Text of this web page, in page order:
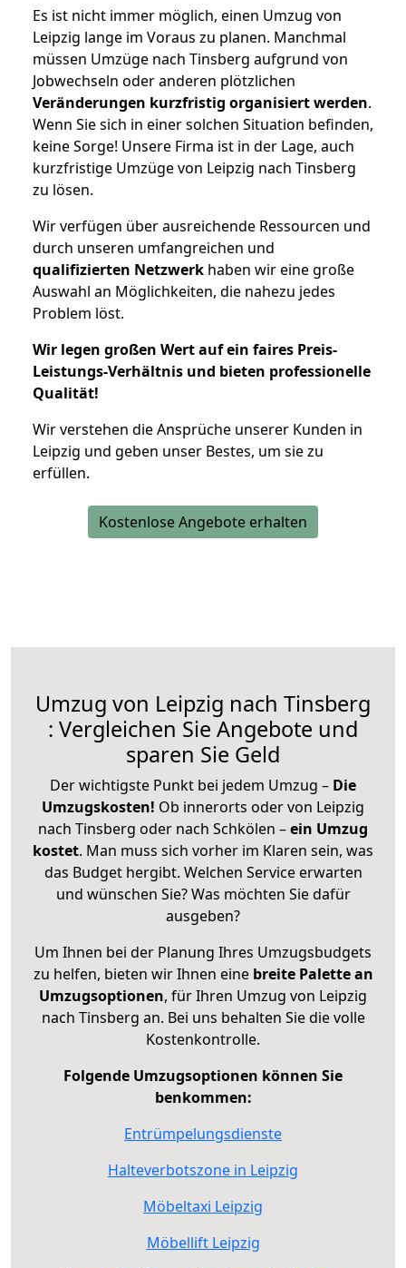
Es ist nicht immer möglich, einen Umzug von
Leipzig lange im Voraus zu planen. Manchmal
müssen Umzüge nach Tinsberg aufgrund von
Jobwechseln oder anderen plötzlichen
Veränderungen kurzfristig organisiert werden.
Wenn Sie sich in einer solchen Situation befinden,
keine Sorge! Unsere Firma ist in der Lage, auch
kurzfristige Umzüge von Leipzig nach Tinsberg
zu lösen.
Wir verfügen über ausreichende Ressourcen und
durch unseren umfangreichen und
qualifizierten Netzwerk haben wir eine große
Auswahl an Möglichkeiten, die nahezu jedes
Problem löst.
Wir legen großen Wert auf ein faires Preis-
Leistungs-Verhältnis und bieten professionelle
Qualität!
Wir verstehen die Ansprüche unserer Kunden in
Leipzig und geben unser Bestes, um sie zu
erfüllen.
Kostenlose Angebote erhalten
Umzug von Leipzig nach Tinsberg
: Vergleichen Sie Angebote und
sparen Sie Geld
Der wichtigste Punkt bei jedem Umzug – Die
Umzugskosten! Ob innerorts oder von Leipzig
nach Tinsberg oder nach Schkölen –ein Umzug
kostet. Man muss sich vorher im Klaren sein, was
das Budget hergibt. Welchen Service erwarten
und wünschen Sie? Was möchten Sie dafür
ausgeben?
Um Ihnen bei der Planung Ihres Umzugsbudgets
zu helfen, bieten wir Ihnen eine breite Palette an
Umzugsoptionen, für Ihren Umzug von Leipzig
nach Tinsberg an. Bei uns behalten Sie die volle
Kostenkontrolle.
Folgende Umzugsoptionen können Sie
benkommen:
Entrümpelungsdienste
Halteverbotszone in Leipzig
Möbeltaxi Leipzig
Möbellift Leipzig